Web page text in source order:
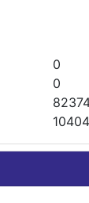
0
0